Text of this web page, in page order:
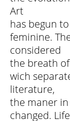
Art
has begun
feminine.
considered
the breath
wich
literature,
the maner
changed.